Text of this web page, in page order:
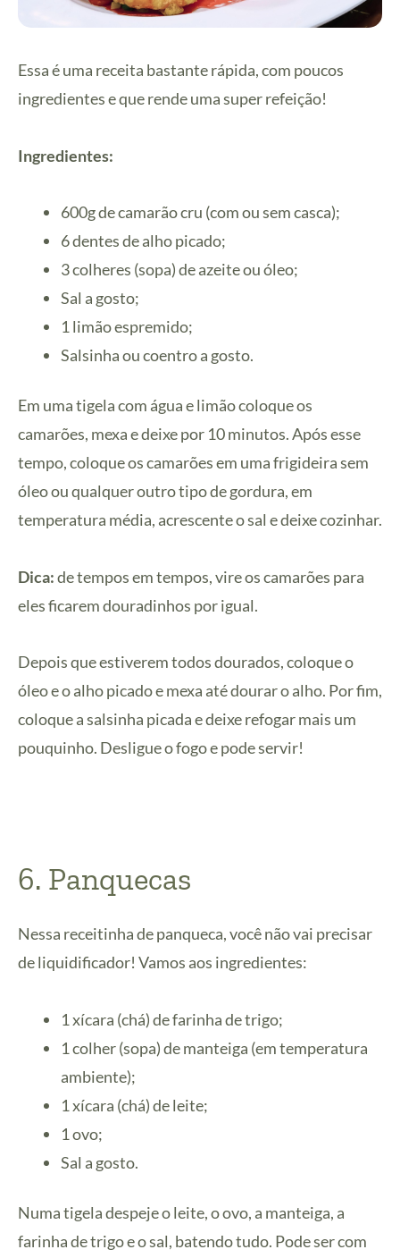
Essa é uma receita bastante rápida, com poucos
ingredientes e que rende uma super refeição!
Ingredientes:
600g de camarão cru (com ou sem casca);
6 dentes de alho picado;
3 colheres (sopa) de azeite ou óleo;
Sal a gosto;
1 limão espremido;
Salsinha ou coentro a gosto.
Em uma tigela com água e limão coloque os
camarões, mexa e deixe por 10 minutos. Após esse
tempo, coloque os camarões em uma frigideira sem
óleo ou qualquer outro tipo de gordura, em
temperatura média, acrescente o sal e deixe cozinhar.
Dica:de tempos em tempos, vire os camarões para
eles ficarem douradinhos por igual.
Depois que estiverem todos dourados, coloque o
óleo e o alho picado e mexa até dourar o alho. Por fim,
coloquea salsinha picada e deixe refogar mais um
pouquinho. Desligue o fogo e pode servir!
6. Panquecas
Nessa receitinha de panqueca, você não vai precisar
de liquidificador! Vamos aos ingredientes:
1 xícara (chá) de farinha de trigo;
1 colher (sopa) de manteiga (em temperatura
ambiente);
1 xícara (chá) de leite;
1 ovo;
Sal a gosto.
Numa tigela despeje o leite, o ovo, a manteiga, a
farinha de trigo e o sal, batendo tudo. Pode ser com